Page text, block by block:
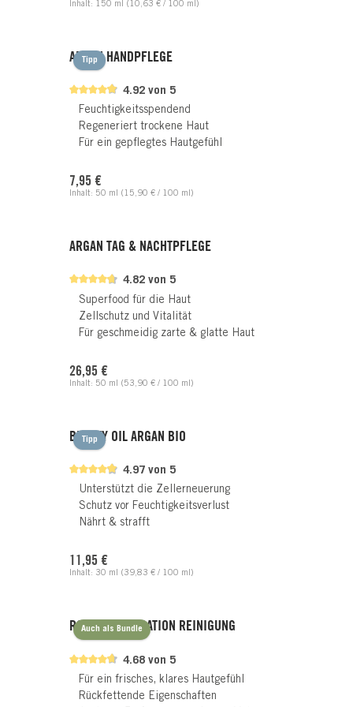
Inhalt: 150 ml (10,63 € / 100 ml)
Tipp
4.92 von 5
ARGAN HANDPFLEGE
Feuchtigkeitsspendend
Regeneriert trockene Haut
Für ein gepflegtes Hautgefühl
Inhalt: 50 ml (15,90 € / 100 ml)
7,95 €
4.82 von 5
ARGAN TAG & NACHTPFLEGE
Superfood für die Haut
Zellschutz und Vitalität
Für geschmeidig zarte & glatte Haut
Inhalt: 50 ml (53,90 € / 100 ml)
26,95 €
Tipp
4.97 von 5
BEAUTY OIL ARGAN BIO
Unterstützt die Zellerneuerung
Schutz vor Feuchtigkeitsverlust
Nährt & strafft
Inhalt: 30 ml (39,83 € / 100 ml)
11,95 €
Auch als Bundle
4.68 von 5
ROSE REGENERATION REINIGUNG
Für ein frisches, klares Hautgefühl
Rückfettende Eigenschaften